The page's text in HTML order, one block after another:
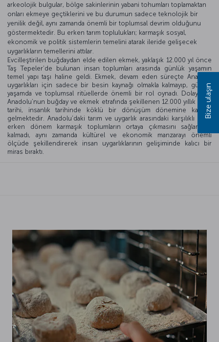
arkeolojik bulgular, bölge sakinlerinin yabani tohumları toplamaktan
onları ekmeye geçtiklerini ve bu durumun sadece teknolojik bir
yenilik değil, aynı zamanda önemli bir toplumsal devrim olduğunu
göstermektedir. Bu erken tarım toplulukları; karmaşık sosyal,
ekonomik ve politik sistemlerin temelini atarak ileride gelişecek
uygarlıkların temellerini attılar.
Evcilleştirilen buğdaydan elde edilen ekmek, yaklaşık 12.000 yıl önce
Taş Tepeler’de bulunan insan toplumları arasında günlük yaşamın
temel yapı taşı haline geldi. Ekmek, devam eden süreçte Anadolu
uygarlıkları için sadece bir besin kaynağı olmakla kalmayıp, günlük
yaşamda ve toplumsal ritüellerde önemli bir rol oynadı. Dolayısıyla
Anadolu’nun buğday ve ekmek etrafında şekillenen 12.000 yıllık tarım
tarihi, insanlık tarihinde köklü bir dönüşüm dönemine karşılık
gelmektedir. Anadolu’daki tarım ve uygarlık arasındaki karşılıklı ilişki,
erken dönem karmaşık toplumların ortaya çıkmasını sağlamakla
kalmadı, aynı zamanda kültürel ve ekonomik manzarayı önemli
ölçüde şekillendirerek insan uygarlıklarının gelişiminde kalıcı bir
miras bıraktı.
Bize ulaşın